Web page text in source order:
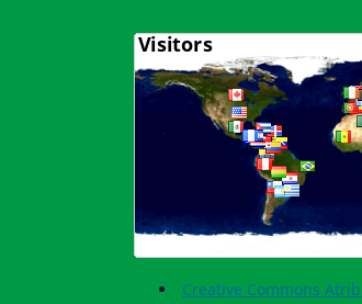
Creative Commons